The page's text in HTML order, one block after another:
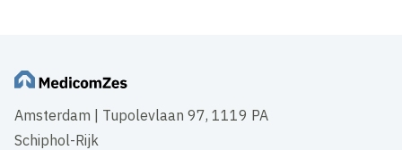
Amsterdam | Tupolevlaan 97, 1119 PA
Schiphol-Rijk